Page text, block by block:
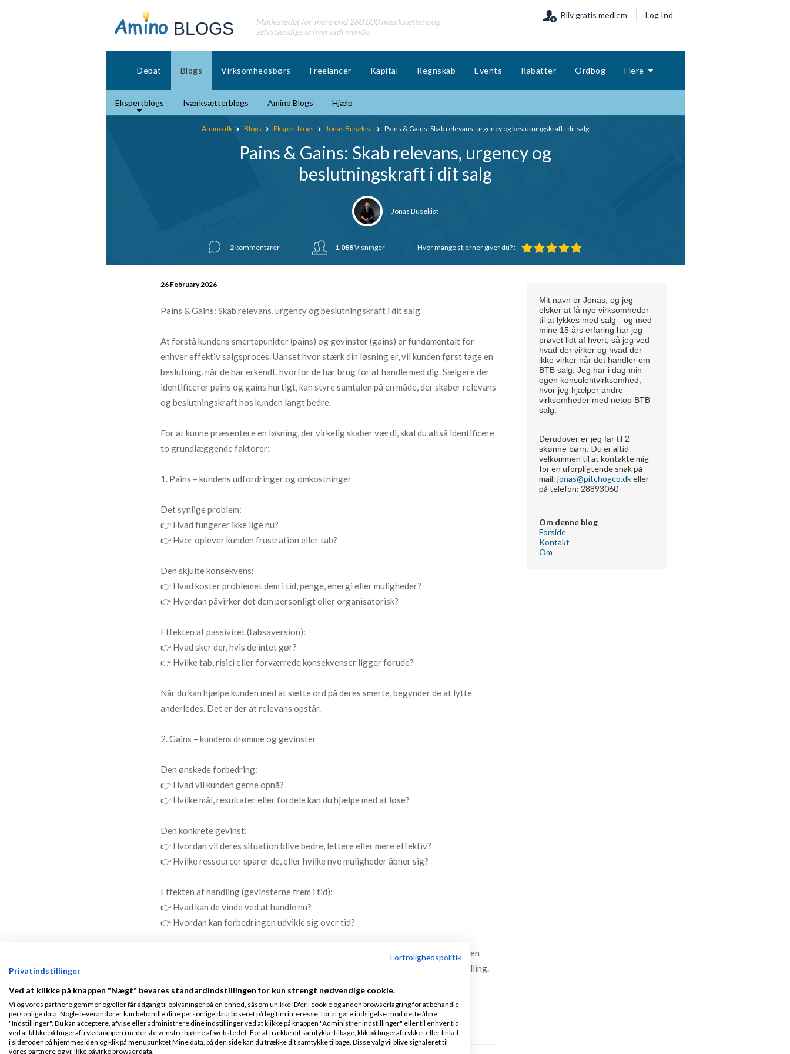
BLOGS
Mødestedet for mere end 280.000 iværksættere og
selvstændige erhvervsdrivende.
Bliv gratis medlem Log Ind
Debat Blogs Virksomhedsbørs Freelancer Kapital Regnskab Events Rabatter Ordbog Flere
Ekspertblogs Iværksætterblogs Amino Blogs Hjælp
Amino.dk Blogs Ekspertblogs Jonas Busekist Pains & Gains: Skab relevans, urgency og beslutningskraft i dit salg
Pains & Gains: Skab relevans, urgency og
beslutningskraft i dit salg
Jonas Busekist
2kommentarer 1.088Visninger Hvor mange stjerner giver du? :
26 February 2026
Pains & Gains: Skab relevans, urgency og beslutningskraft i dit salg
At forstå kundens smertepunkter (pains) og gevinster (gains) er fundamentalt for
enhver effektiv salgsproces. Uanset hvor stærk din løsning er, vil kunden først tage en
beslutning, når de har erkendt, hvorfor de har brug for at handle med dig. Sælgere der
identificerer pains og gains hurtigt, kan styre samtalen på en måde, der skaber relevans
og beslutningskraft hos kunden langt bedre.
For at kunne præsentere en løsning, der virkelig skaber værdi, skal du altså identificere
to grundlæggende faktorer:
1. Pains – kundens udfordringer og omkostninger
Det synlige problem:
👉 Hvad fungerer ikke lige nu?
👉 Hvor oplever kunden frustration eller tab?
Den skjulte konsekvens:
👉 Hvad koster problemet dem i tid, penge, energi eller muligheder?
👉 Hvordan påvirker det dem personligt eller organisatorisk?
Effekten af passivitet (tabsaversion):
👉 Hvad sker der, hvis de intet gør?
👉 Hvilke tab, risici eller forværrede konsekvenser ligger forude?
Når du kan hjælpe kunden med at sætte ord på deres smerte, begynder de at lytte
anderledes. Det er der at relevans opstår.
2. Gains – kundens drømme og gevinster
Den ønskede forbedring:
👉 Hvad vil kunden gerne opnå?
👉 Hvilke mål, resultater eller fordele kan du hjælpe med at løse?
Den konkrete gevinst:
👉 Hvordan vil deres situation blive bedre, lettere eller mere effektiv?
👉 Hvilke ressourcer sparer de, eller hvilke nye muligheder åbner sig?
Effekten af handling (gevinsterne frem i tid):
👉 Hvad kan de vinde ved at handle nu?
👉 Hvordan kan forbedringen udvikle sig over tid?
En klassisk fejl blandt sælgere er at præsentere en løsning for tidligt, inden kunden
selv har erkendt behovet - det er derfor vi arbejder med salgszoner i adaptive selling.
Hvor mange stjerner giver du? :
Mit navn er Jonas, og jeg
elsker at få nye virksomheder
til at lykkes med salg - og med
mine 15 års erfaring har jeg
prøvet lidt af hvert, så jeg ved
hvad der virker og hvad der
ikke virker når det handler om
BTB salg. Jeg har i dag min
egen konsulentvirksomhed,
hvor jeg hjælper andre
virksomheder med netop BTB
salg.
Derudover er jeg far til 2
skønne børn. Du er altid
velkommen til at kontakte mig
for en uforpligtende snak på
mail: jonas@pitchogco.dkeller
på telefon: 28893060
Om denne blog
Forside
Kontakt
Om
Fortrolighedspolitik
Privatindstillinger
Ved at klikke på knappen "Nægt" bevares standardindstillingen for kun strengt nødvendige cookie.
Vi og vores partnere gemmer og/eller får adgang til oplysninger på en enhed, såsom unikke ID'er i cookie og anden browserlagring for at behandle
personlige data. Nogle leverandører kan behandle dine personlige data baseret på legitim interesse, for at gøre indsigelse mod dette åbne
"Indstillinger". Du kan acceptere, afvise eller administrere dine indstillinger ved at klikke på knappen "Administrer indstillinger" eller til enhver tid
ved at klikke på fingeraftryksknappen i nederste venstre hjørne af webstedet. For at trække dit samtykke tilbage, klik på fingeraftrykket eller linket
i sidefoden på hjemmesiden og klik på menupunktet Mine data, på den side kan du trække dit samtykke tilbage. Disse valg vil blive signaleret til
vores partnere og vil ikke påvirke browserdata.